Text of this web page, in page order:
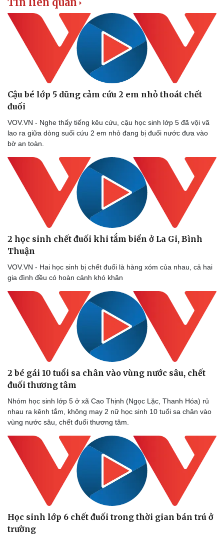
Thể thao
Bóng đá
Ô tô - Xe máy
Cậu bé lớp 5 dũng cảm cứu 2 em nhỏ thoát chết
đuối
VOV.VN - Nghe thấy tiếng kêu cứu, cậu học sinh lớp 5 đã vội vã
lao ra giữa dòng suối cứu 2 em nhỏ đang bị đuối nước đưa vào
bờ an toàn.
2 học sinh chết đuối khi tắm biển ở La Gi, Bình
Thuận
VOV.VN - Hai học sinh bị chết đuối là hàng xóm của nhau, cả hai
gia đình đều có hoàn cảnh khó khăn
2 bé gái 10 tuổi sa chân vào vùng nước sâu, chết
đuối thương tâm
Nhóm học sinh lớp 5 ở xã Cao Thịnh (Ngọc Lặc, Thanh Hóa) rủ
nhau ra kênh tắm, không may 2 nữ học sinh 10 tuổi sa chân vào
vùng nước sâu, chết đuối thương tâm.
Học sinh lớp 6 chết đuối trong thời gian bán trú ở
trường